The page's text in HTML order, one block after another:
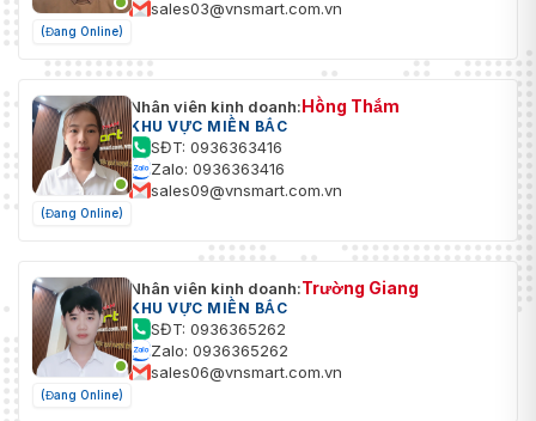
(Đang Online)
sales03@vnsmart.com.vn
(Đang Online)
Nhân viên kinh doanh:Hồng Thắm
KHU VỰC MIỀN BẮC
SĐT: 0936363416
Zalo: 0936363416
sales09@vnsmart.com.vn
(Đang Online)
Nhân viên kinh doanh:Trường Giang
KHU VỰC MIỀN BẮC
SĐT: 0936365262
Zalo: 0936365262
sales06@vnsmart.com.vn